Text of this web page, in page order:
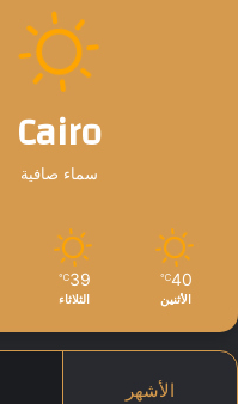
Cairo
سماء صافية
40
℃
الأثنين
39
℃
الثلاثاء
الأشهر